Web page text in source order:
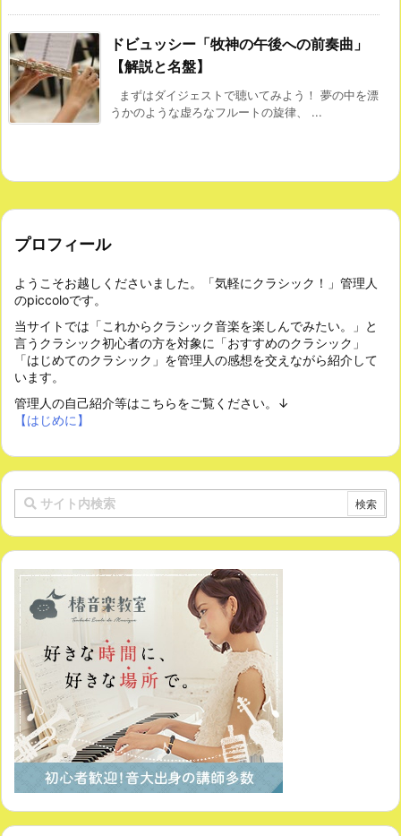
ドビュッシー「牧神の午後への前奏曲」
【解説と名盤】
まずはダイジェストで聴いてみよう！ 夢の中を漂
うかのような虚ろなフルートの旋律、 ...
プロフィール
ようこそお越しくださいました。「気軽にクラシック！」管理人
のpiccoloです。
当サイトでは「これからクラシック音楽を楽しんでみたい。」と
言うクラシック初心者の方を対象に「おすすめのクラシック」
「はじめてのクラシック」を管理人の感想を交えながら紹介して
います。
管理人の自己紹介等はこちらをご覧ください。↓
【はじめに】